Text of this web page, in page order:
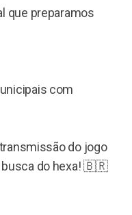
que preparamos
com
do jogo
busca do hexa! 🇧🇷